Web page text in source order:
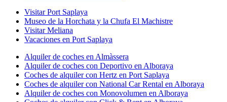
Visitar Port Saplaya
Museo de la Horchata y la Chufa El Machistre
Visitar Meliana
Vacaciones en Port Saplaya
Alquiler de coches en Almàssera
Alquiler de coches con Deportivo en Alboraya
Coches de alquiler con Hertz en Port Saplaya
Coches de alquiler con National Car Rental en Alboraya
Alquiler de coches con Monovolumen en Alboraya